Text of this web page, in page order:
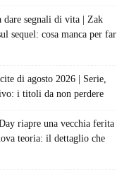
dare segnali di vita | Zak
sequel: cosa manca per far
di agosto 2026 | Serie,
i titoli da non perdere
riapre una vecchia ferita
teoria: il dettaglio che